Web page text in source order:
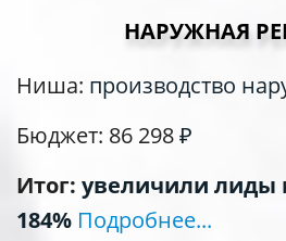
НАРУЖНАЯ
Ниша: производство
Бюджет: 86 298₽
Итог: увеличили лиды
184% Подробнее...